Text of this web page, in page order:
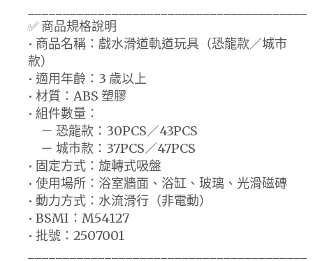
✅ 商品規格說明
• 商品名稱：戲水滑道軌道玩具（恐龍款／城市
款）
• 適用年齡：3 歲以上
• 材質：ABS 塑膠
• 組件數量：
－ 恐龍款：30PCS／43PCS
－ 城市款：37PCS／47PCS
• 固定方式：旋轉式吸盤
• 使用場所：浴室牆面、浴缸、玻璃、光滑磁磚
• 動力方式：水流滑行（非電動）
• BSMI：M54127
• 批號：2507001